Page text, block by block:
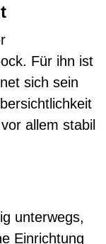
. Für ihn ist
sich sein
allem stabil
unterwegs,
Einrichtung